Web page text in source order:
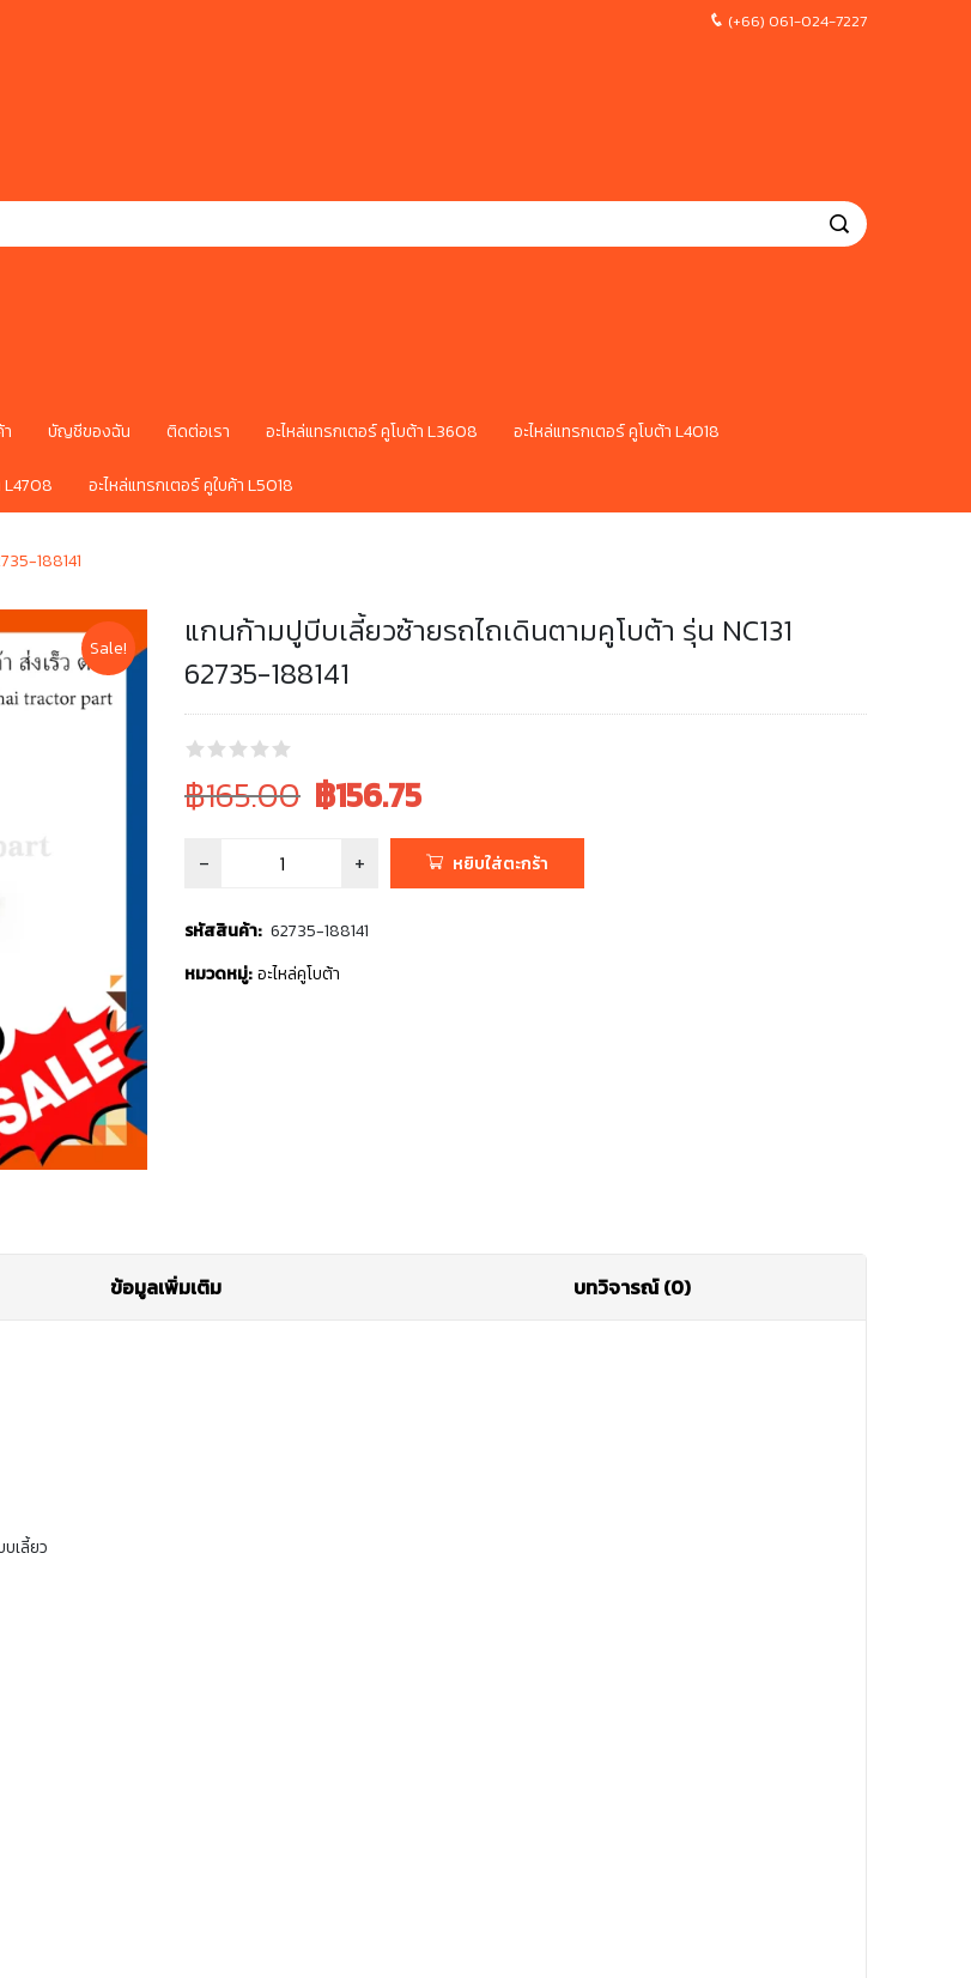
(+66) 061-024-7227
บัญชีของฉัน ติดต่อเรา อะไหล่แทรกเตอร์ คูโบต้า L3608 อะไหล่แทรกเตอร์ คูโบต้า L4018
L4708 อะไหล่แทรกเตอร์ คูใบค้า L5018
188141
Sale!
แกนก้ามปูบีบเลี้ยวซ้ายรถไถเดินตามคูโบต้า รุ่น NC131
62735-188141
Original
price
was:
฿165.00 Current
฿165.00.
฿156.75
หยิบใส่ตะกร้า
รหัสสินค้า: 62735-188141
หมวดหมู่: อะไหล่คูโบต้า
ข้อมูลเพิ่มเติม บทวิจารณ์ (0)
เลี้ยว